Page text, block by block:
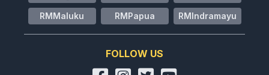
RMMaluku RMPapua RMIndramayu
FOLLOW US